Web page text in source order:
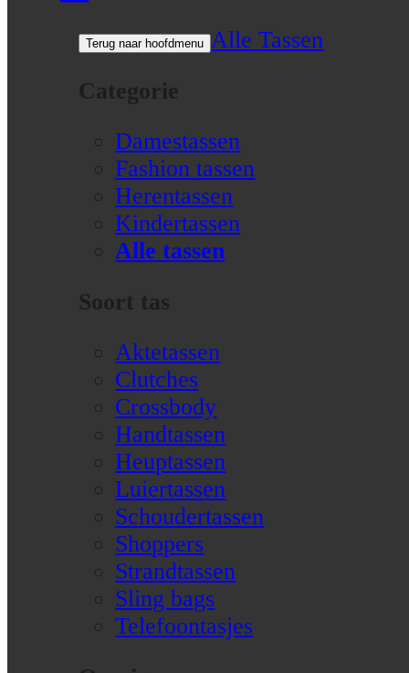
Terug naar hoofdmenu Alle Tassen
Categorie
Damestassen
Fashion tassen
Herentassen
Kindertassen
Alle tassen
Soort tas
Aktetassen
Clutches
Crossbody
Handtassen
Heuptassen
Luiertassen
Schoudertassen
Shoppers
Strandtassen
Sling bags
Telefoontasjes